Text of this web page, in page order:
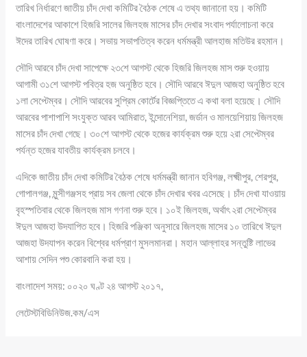
তারিখ নির্ধারণে জাতীয় চাঁদ দেখা কমিটির বৈঠক শেষে এ তথ্য জানানো হয়। কমিটি
বাংলাদেশের আকাশে হিজরি সালের জিলহজ মাসের চাঁদ দেখার সংবাদ পর্যালোচনা করে
ঈদের তারিখ ঘোষণা করে। সভায় সভাপতিত্ব করেন ধর্মমন্ত্রী আলহাজ মতিউর রহমান।
সৌদি আরবে চাঁদ দেখা সাপেক্ষে ২৩শে আগস্ট থেকে হিজরি জিলহজ মাস শুরু হওয়ায়
আগামী ৩১শে আগস্ট পবিত্র হজ অনুষ্ঠিত হবে। সৌদি আরবে ঈদুল আজহা অনুষ্ঠিত হবে
১লা সেপ্টেম্বর। সৌদি আরবের সুপ্রিম কোর্টের বিজ্ঞপ্তিতে এ কথা বলা হয়েছে। সৌদি
আরবের পাশাপাশি সংযুক্ত আরব আমিরাত, ইন্দোনেশিয়া, জর্ডান ও মালয়েশিয়ায় জিলহজ
মাসের চাঁদ দেখা গেছে। ৩০শে আগস্ট থেকে হজের কার্যক্রম শুরু হয়ে ২রা সেপ্টেম্বর
পর্যন্ত হজের যাবতীয় কার্যক্রম চলবে।
এদিকে জাতীয় চাঁদ দেখা কমিটির বৈঠক শেষে ধর্মমন্ত্রী জানান হবিগঞ্জ, লক্ষ্মীপুর, শেরপুর,
গোপালগঞ্জ, মুন্সীগঞ্জসহ প্রায় সব জেলা থেকে চাঁদ দেখার খবর এসেছে। চাঁদ দেখা যাওয়ায়
বৃহস্পতিবার থেকে জিলহজ মাস গণনা শুরু হবে। ১০ই জিলহজ, অর্থাৎ ২রা সেপ্টেম্বর
ঈদুল আজহা উদযাপিত হবে। হিজরি পঞ্জিকা অনুসারে জিলহজ মাসের ১০ তারিখে ঈদুল
আজহা উদযাপন করেন বিশ্বের ধর্মপ্রাণ মুসলমানরা। মহান আল্লাহর সন্তুষ্টি লাভের
আশায় সেদিন পশু কোরবানি করা হয়।
বাংলাদেশ সময়: ০০২০ ঘণ্ট ২৪ আগস্ট ২০১৭,
লেটেস্টবিডিনিউজ.কম/এস